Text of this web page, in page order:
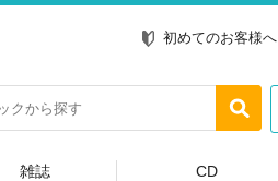
初めてのお客様へ
雑誌 CD